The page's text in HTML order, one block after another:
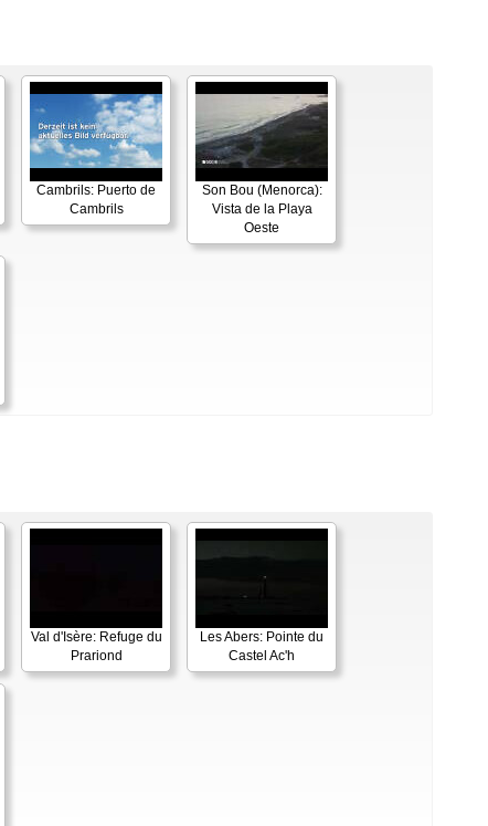
Cambrils: Puerto de
Cambrils
Son Bou (Menorca):
Vista de la Playa
Oeste
Val d'Isère: Refuge du
Prariond
Les Abers: Pointe du
Castel Ac'h